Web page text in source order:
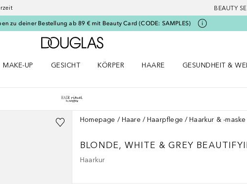
BEAUTY
zu deiner Bestellung ab 89 € mit Beauty Card (CODE: SAMPLES)
Zur Douglas Startseite
MAKE-UP
GESICHT
KÖRPER
HAARE
GESUNDHEIT &
Homepage Haare Haarpflege Haarkur & -maske
BLONDE, WHITE & GREY
Haarkur